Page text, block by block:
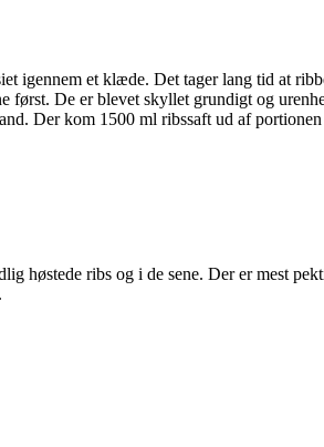
igennem et klæde. Det tager lang tid at
De er blevet skyllet grundigt og
Der kom 1500 ml ribssaft ud af
ribs og i de sene. Der er mest